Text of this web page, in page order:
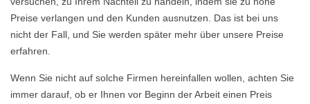
Preise verlangen und den Kunden ausnutzen. Das ist bei uns
nicht der Fall, und Sie werden später mehr über unsere Preise
erfahren.
Wenn Sie nicht auf solche Firmen hereinfallen wollen, achten Sie
immer darauf, ob er Ihnen vor Beginn der Arbeit einen Preis